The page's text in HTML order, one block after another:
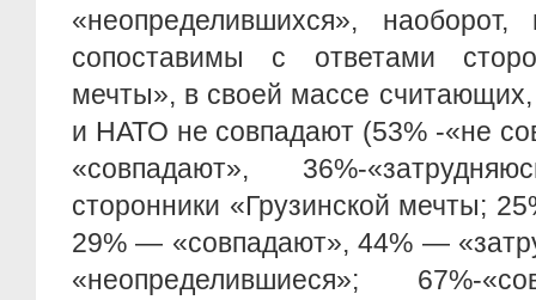
«неопределившихся»,
сопоставимы с ответами
мечты», в своей массе
и НАТО не совпадают (53% -«не
«совпадают», 36%-
сторонники «Грузинской мечты;
29% — «совпадают», 44% —
«неопределившиеся»; 67%-